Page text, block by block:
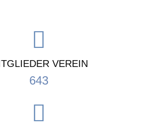
VEREIN
643